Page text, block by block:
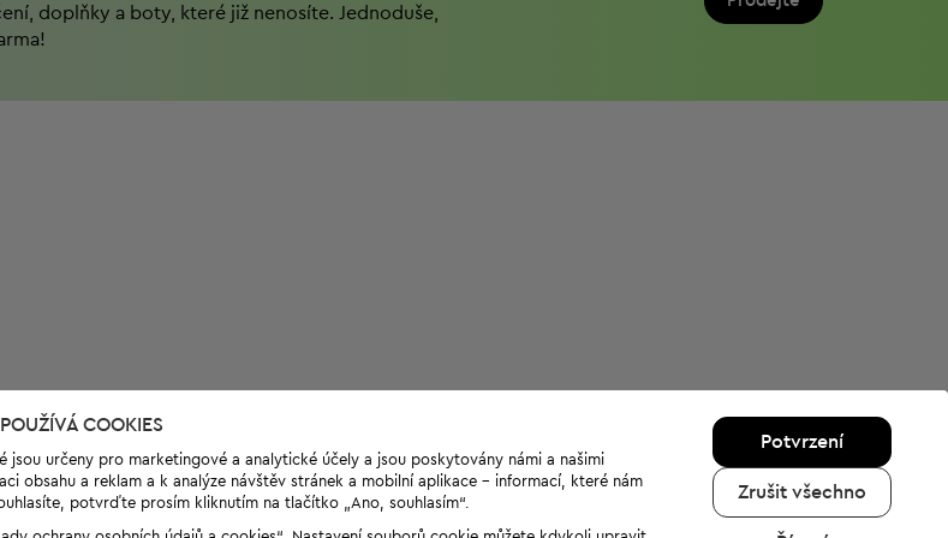
doplňky a boty, které již nenosíte. Jednoduše,
COOKIES
určeny pro marketingové a analytické účely a jsou poskytovány námi a našimi
obsahu a reklam a k analýze návštěv stránek a mobilní aplikace - informací, které nám
potvrďte prosím kliknutím na tlačítko „Ano, souhlasím“.
Potvrzení
Zrušit všechno